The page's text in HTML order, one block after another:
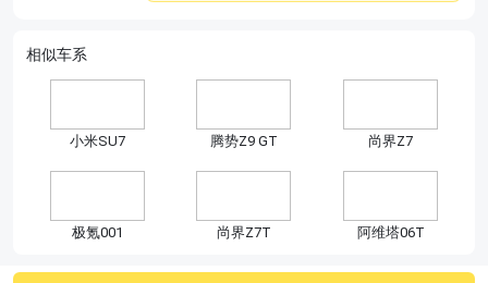
相似车系
小米SU7 腾势Z9 GT 尚界Z7
极氪001 尚界Z7T 阿维塔06T